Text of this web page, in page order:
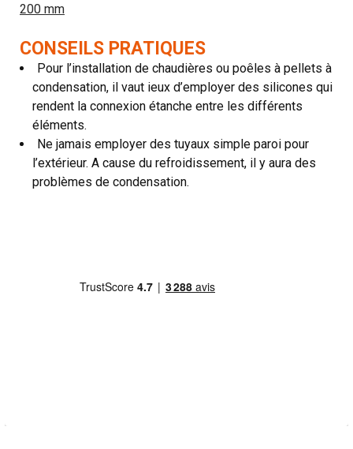
200 mm
CONSEILS PRATIQUES
Pour l’installation de chaudières ou poêles à pellets à
condensation, il vaut ieux d’employer des silicones qui
rendent la connexion étanche entre les différents
éléments.
Ne jamais employer des tuyaux simple paroi pour
l’extérieur. A cause du refroidissement, il y aura des
problèmes de condensation.